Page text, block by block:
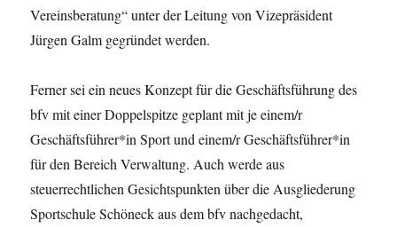
Vereinsberatung“ unter der Leitung von Vizepräsident
Jürgen Galm gegründet werden.
Ferner sei ein neues Konzept für die Geschäftsführung des
bfv mit einer Doppelspitze geplant mit je einem/r
Geschäftsführer*in Sport und einem/r Geschäftsführer*in
für den Bereich Verwaltung. Auch werde aus
steuerrechtlichen Gesichtspunkten über die Ausgliederung
Sportschule Schöneck aus dem bfv nachgedacht,